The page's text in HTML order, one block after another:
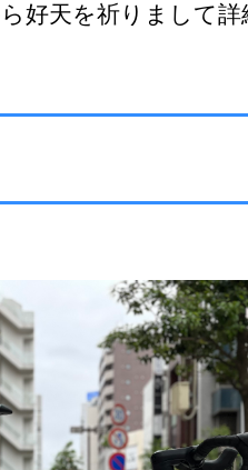
好天を祈りまして詳